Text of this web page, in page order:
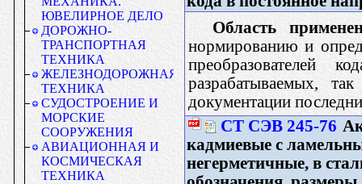
ЮВЕЛИРНОЕ ДЕЛО
ДОРОЖНО-
ТРАНСПОРТНАЯ
ТЕХНИКА
ЖЕЛЕЗНОДОРОЖНАЯ
ТЕХНИКА
СУДОСТРОЕНИЕ И
МОРСКИЕ
СООРУЖЕНИЯ
АВИАЦИОННАЯ И
КОСМИЧЕСКАЯ
ТЕХНИКА
Область
нормированию и
преобразователей
разрабатываемых,
документации
СТ СЭВ 245-76
кадмиевые с
негерметичные, в